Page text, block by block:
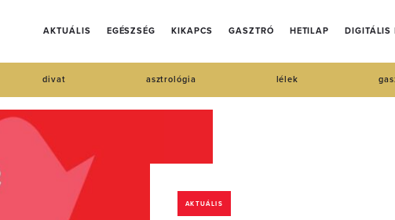
AKTUÁLIS EGÉSZSÉG KIKAPCS GASZTRÓ HETILAP DIGITÁLIS
divat asztrológia lélek
AKTUÁLIS